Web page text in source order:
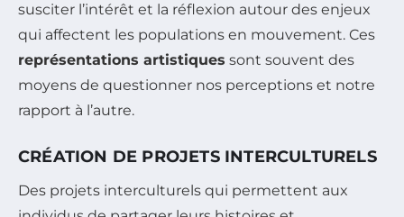
susciter l’intérêt et la réflexion autour des enjeux
qui affectent les populations en mouvement. Ces
représentations artistiques sont souvent des
moyens de questionner nos perceptions et notre
rapport à l’autre.
CRÉATION DE PROJETS INTERCULTURELS
Des projets interculturels qui permettent aux